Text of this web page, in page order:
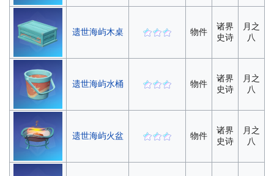
遗世海屿木桌 物件
诸界
史诗
月之
八
遗世海屿水桶 物件
诸界
史诗
月之
八
遗世海屿火盆 物件
诸界
史诗
月之
八